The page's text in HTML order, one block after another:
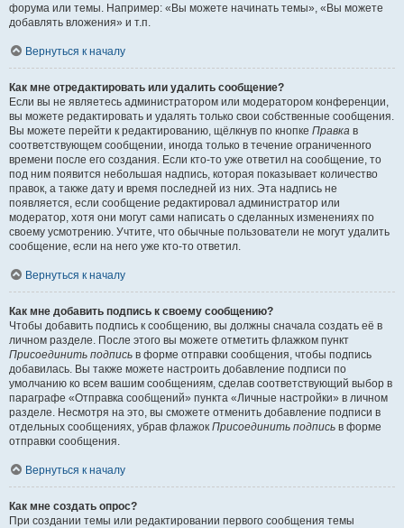
форума или темы. Например: «Вы можете начинать темы», «Вы можете
добавлять вложения» и т.п.
Вернуться к началу
Как мне отредактировать или удалить сообщение?
Если вы не являетесь администратором или модератором конференции,
вы можете редактировать и удалять только свои собственные сообщения.
Вы можете перейти к редактированию, щёлкнув по кнопке Правка в
соответствующем сообщении, иногда только в течение ограниченного
времени после его создания. Если кто-то уже ответил на сообщение, то
под ним появится небольшая надпись, которая показывает количество
правок, а также дату и время последней из них. Эта надпись не
появляется, если сообщение редактировал администратор или
модератор, хотя они могут сами написать о сделанных изменениях по
своему усмотрению. Учтите, что обычные пользователи не могут удалить
сообщение, если на него уже кто-то ответил.
Вернуться к началу
Как мне добавить подпись к своему сообщению?
Чтобы добавить подпись к сообщению, вы должны сначала создать её в
личном разделе. После этого вы можете отметить флажком пункт
Присоединить подпись в форме отправки сообщения, чтобы подпись
добавилась. Вы также можете настроить добавление подписи по
умолчанию ко всем вашим сообщениям, сделав соответствующий выбор в
параграфе «Отправка сообщений» пункта «Личные настройки» в личном
разделе. Несмотря на это, вы сможете отменить добавление подписи в
отдельных сообщениях, убрав флажок Присоединить подпись в форме
отправки сообщения.
Вернуться к началу
Как мне создать опрос?
При создании темы или редактировании первого сообщения темы